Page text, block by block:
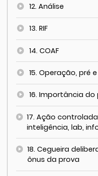
12. Análise
13. RIF
14. COAF
15. Operação, pré
16. Importância
17. Ação
inteligência, lab,
18. Cegueira
ônus da prova